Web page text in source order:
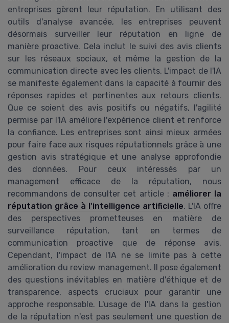
entreprises gèrent leur réputation. En utilisant des
outils d'analyse avancée, les entreprises peuvent
désormais surveiller leur réputation en ligne de
manière proactive. Cela inclut le suivi des avis clients
sur les réseaux sociaux, et même la gestion de la
communication directe avec les clients. L'impact de l'IA
se manifeste également dans la capacité à fournir des
réponses rapides et pertinentes aux retours clients.
Que ce soient des avis positifs ou négatifs, l'agilité
permise par l'IA améliore l'expérience client et renforce
la confiance. Les entreprises sont ainsi mieux armées
pour faire face aux risques réputationnels grâce à une
gestion avis stratégique et une analyse approfondie
des données. Pour ceux intéressés par un
management efficace de la réputation, nous
recommandons de consulter cet article : améliorer la
réputation grâce à l'intelligence artificielle. L'IA offre
des perspectives prometteuses en matière de
surveillance réputation, tant en termes de
communication proactive que de réponse avis.
Cependant, l'impact de l'IA ne se limite pas à cette
amélioration du review management. Il pose également
des questions inévitables en matière d'éthique et de
transparence, aspects cruciaux pour garantir une
approche responsable. L'usage de l'IA dans la gestion
de la réputation n'est pas seulement une question de